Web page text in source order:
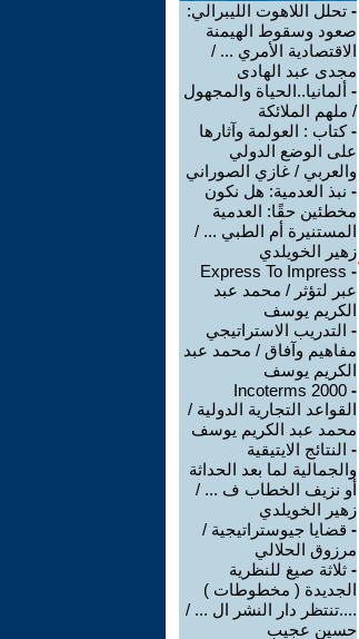
- تحلل اللاهوت الليبرالي:
صعود وسقوط الهيمنة
الاقتصادية الأمري ... /
مجدى عبد الهادى
- ألمانيا..الحياة والمجهول
/ ملهم الملائكة
-كتاب : العولمة وآثارها
على الوضع الدولي
والعربي / غازي الصوراني
- نبذ العدمية: هل نكون
مخطئين حقًا: العدمية
المستنيرة أم الطبي ... /
زهير الخويلدي
-
Express To Impress
عبر لتؤثر / محمد عبد
الكريم يوسف
- التدريب الاستراتيجي
مفاهيم وآفاق / محمد عبد
الكريم يوسف
-
Incoterms 2000
القواعد التجارية الدولية /
محمد عبد الكريم يوسف
- النتائج الايتيقية
والجمالية لما بعد الحداثة
أو نزيف الخطاب ف ... /
زهير الخويلدي
- قضايا جيوستراتيجية /
مرزوق الحلالي
- ثلاثة صيغ للنظرية
الجديدة ( مخطوطات )
....تنتظر دار النشر ال ... /
حسين عجيب